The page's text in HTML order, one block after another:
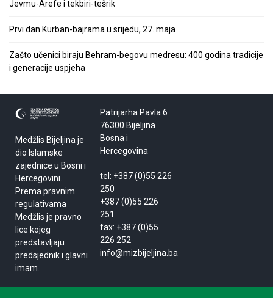
Jevmu-Arefe i tekbiri-tešrik
Prvi dan Kurban-bajrama u srijedu, 27. maja
Zašto učenici biraju Behram-begovu medresu: 400 godina tradicije
i generacije uspjeha
Medžlis Bijeljina je
dio Islamske
zajednice u Bosni i
Hercegovini.
Prema pravnim
regulativama
Medžlis je pravno
lice kojeg
predstavljaju
predsjednik i glavni
imam.
Patrijarha Pavla 6
76300 Bijeljina
Bosna i
Hercegovina
tel: +387 (0)55 226
250
+387 (0)55 226
251
fax: +387 (0)55
226 252
info@mizbijeljina.ba